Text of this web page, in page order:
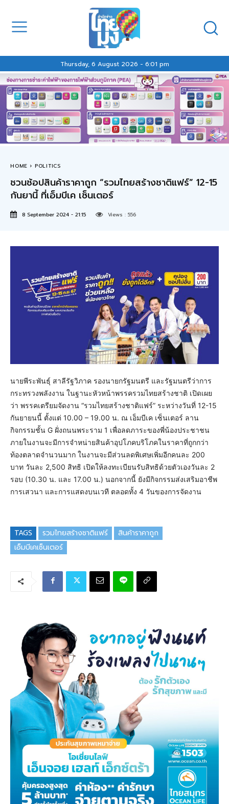
Thursday, 6 August 2026 - 6:01 pm
HOME POLITICS
ชวนช้อปสินค้าราคาถูก “รวมไทยสร้างชาติแฟร์” 12-15
กันยานี้ ที่เอ็มบีเค เซ็นเตอร์
8 September 2024 - 21:15 Views : 556
นายพีระพันธุ์ สาลีรัฐวิภาค รองนายกรัฐมนตรี และรัฐมนตรีว่าการ
กระทรวงพลังงาน ในฐานะหัวหน้าพรรครวมไทยสร้างชาติ เปิดเผย
ว่า พรรคเตรียมจัดงาน “รวมไทยสร้างชาติแฟร์” ระหว่างวันที่ 12-15
กันยายนนี้ ตั้งแต่ 10.00 – 19.00 น. ณ เอ็มบีเค เซ็นเตอร์ ลาน
กิจกรรมชั้น G ฝั่งถนนพระราม 1 เพื่อลดภาระของพี่น้องประชาชน
ภายในงานจะมีการจำหน่ายสินค้าอุปโภคบริโภคในราคาที่ถูกกว่า
ท้องตลาดจำนวนมาก ในงานจะมีส่วนลดพิเศษเพิ่มอีกคนละ 200
บาท วันละ 2,500 สิทธิ เปิดให้ลงทะเบียนรับสิทธิด้วยตัวเองวันละ 2
รอบ (10.30 น. และ 17.00 น.) นอกจากนี้ ยังมีกิจกรรมส่งเสริมอาชีพ
การเสวนา และการแสดงบนเวที ตลอดทั้ง 4 วันของการจัดงาน
TAGS รวมไทยสร้างชาติแฟร์
สินค้าราคาถูก
เอ็มบีเคเซ็นเตอร์